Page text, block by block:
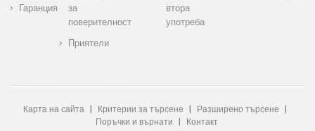
Гаранция
за
поверителност
Приятели
втора
употреба
Карта на сайта Критерии за търсене
Разширено търсене
Поръчки и върнати
Контакт